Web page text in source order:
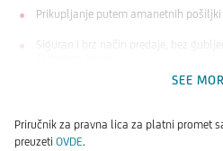
SEE
Prikupljanje putem amanetnih pošiljki
Siguran i brz način predaje, bez
Rasknjižavanje uplata se vrši u vrlo
Priručnik za pravna lica za platni promet
preuzeti OVDE.